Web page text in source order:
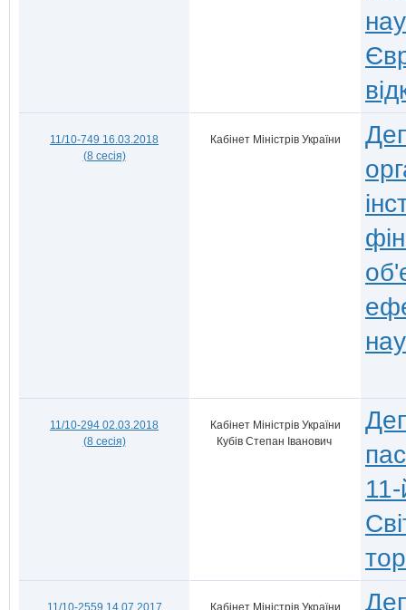
11/10-749 16.03.2018
(8 сесія)
Кабінет Міністрів України
11/10-294 02.03.2018
(8 сесія)
Кабінет Міністрів України
Кубів Степан Іванович
11-
11/10-2559 14.07.2017 Кабінет Міністрів України